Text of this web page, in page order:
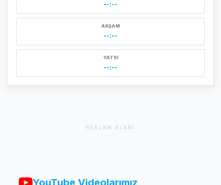
--:--
AKŞAM
--:--
YATSI
--:--
REKLAM ALANI
YouTube Videolarımız